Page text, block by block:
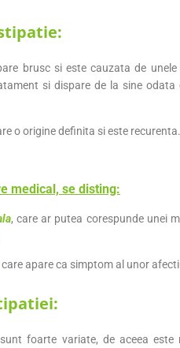
brusc si este cauzata de
si dispare de la sine
o origine definita si este
medical, se disting:
, care ar putea corespunde unei
care apare ca simptom al unor
foarte variate, de aceea